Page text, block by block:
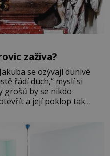
zaživa?
se ozývají dunivé
řádí duch,“ myslí si
grošů by se nikdo
a její poklop tak